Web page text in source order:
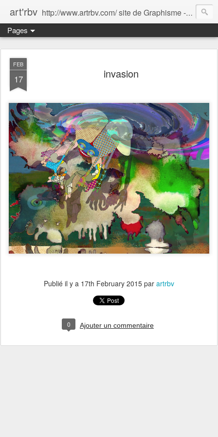
art'rbv http://www.artrbv.com/ site de Graphisme - Illustrations - Edition - Animations - Publicité
Pages
FEB
17 invasion
Publié il y a 17th February 2015 par artrbv
0 Ajouter un commentaire